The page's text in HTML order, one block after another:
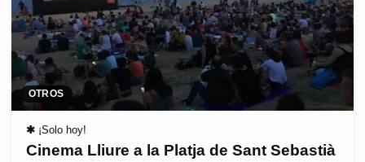
OTROS
✱ ¡Solo hoy!
Cinema Lliure a la Platja de Sant Sebastià